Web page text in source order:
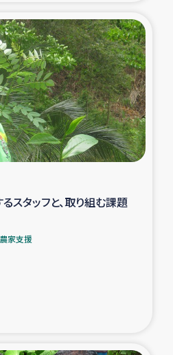
地在宅被災者支援
応援隊の活動
支援・農業復興支援
業復興支援
スタッフと、取り組む課題
家支援